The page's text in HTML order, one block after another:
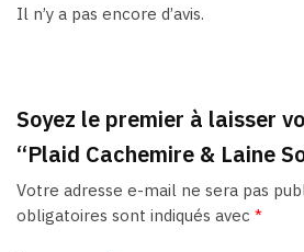
Il n’y a pas encore d’avis.
Soyez le premier à laisser
“Plaid Cachemire & Laine
Votre adresse e-mail ne sera pas
obligatoires sont indiqués avec *